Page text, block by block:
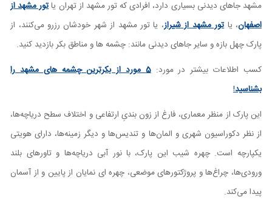
مشهد جاهای دیدنی بسیاری دارد، افرادی که تور مشهد از تهران یاتور مشهد از
اصفهان، یاتور مشهد از شیراز، یا تور مشهد از شهر خودشان رزرو می‌کنند، از
پارک چهل بازه و سایر جاهای دیدنی مانند: چشمه ها و مناطق بکر بازدید کنید.
کسب اطلاعات بیشتر در مورد: 5 مورد از بکرترین چشمه های مشهد را
بشناسید!
این پارک از منظر معماری، فارغ از زون بندیِ ارتفاعی و اختلاف سطح دریاچه‏‌ها،
از نظر دکوراسیون شهری و المان‌ها و تندیس‌ها و دیگر زمینه‌ها، دارای هویتی
یکپارچه است. چهره شیب این پارک، با نور آبی دریاچه‌‌ها و تاورهای بلند
ورودی‌ها، چراغ‌‌ها و پروژکتورهای موضعی، چهره‌ ای نمایان از پایین و از آسمان
پیدا می‌کند.